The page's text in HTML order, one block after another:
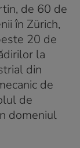
de 60 de
în Zürich,
20 de
la
din
de
de
domeniul